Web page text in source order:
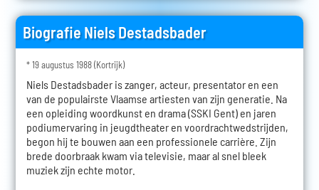
Biografie Niels Destadsbader
* 19 augustus 1988 (Kortrijk)
Niels Destadsbader is zanger, acteur, presentator en een
van de populairste Vlaamse artiesten van zijn generatie. Na
een opleiding woordkunst en drama (SSKI Gent) en jaren
podiumervaring in jeugdtheater en voordrachtwedstrijden,
begon hij te bouwen aan een professionele carrière. Zijn
brede doorbraak kwam via televisie, maar al snel bleek
muziek zijn echte motor.